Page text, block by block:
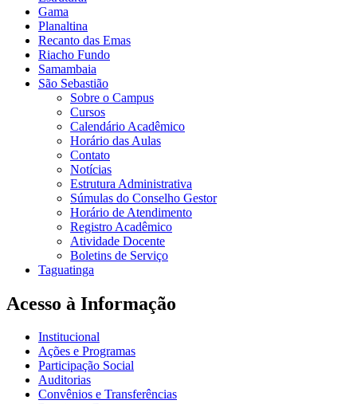
Gama
Planaltina
Recanto das Emas
Riacho Fundo
Samambaia
São Sebastião
Sobre o Campus
Cursos
Calendário Acadêmico
Horário das Aulas
Contato
Notícias
Estrutura Administrativa
Súmulas do Conselho Gestor
Horário de Atendimento
Registro Acadêmico
Atividade Docente
Boletins de Serviço
Taguatinga
Acesso à Informação
Institucional
Ações e Programas
Participação Social
Auditorias
Convênios e Transferências